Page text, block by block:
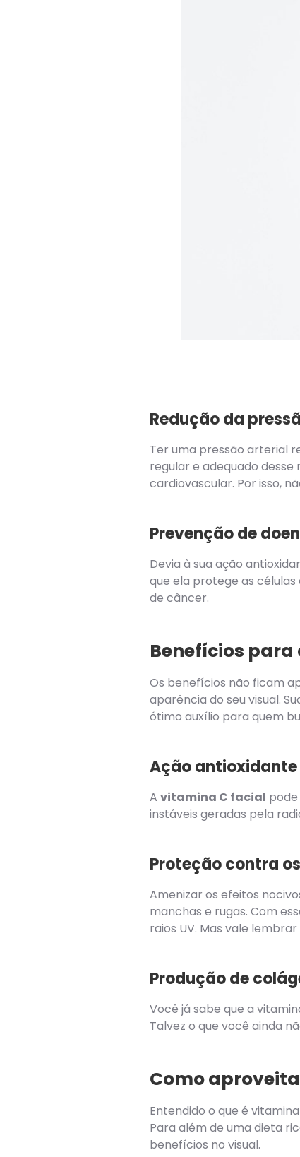
Redução da
Ter uma pressão arterial
regular e adequado
cardiovascular. Por isso,
Prevenção de
Devia à sua ação
que ela protege as
de câncer.
Benefícios para
Os benefícios não ficam
aparência do seu visual.
ótimo auxílio para quem
Ação antioxidante
A vitamina C facial
instáveis geradas pela
Proteção contra
Amenizar os efeitos
manchas e rugas. Com
raios UV. Mas vale
Produção de
Você já sabe que a
Talvez o que você ainda
Como
Entendido o que é
Para além de uma dieta
benefícios no visual.